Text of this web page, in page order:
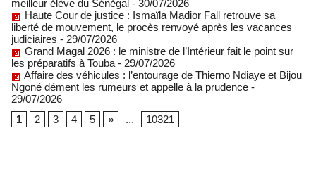
meilleur élève du Sénégal - 30/07/2026
Haute Cour de justice : Ismaïla Madior Fall retrouve sa
liberté de mouvement, le procès renvoyé après les vacances
judiciaires - 29/07/2026
Grand Magal 2026 : le ministre de l’Intérieur fait le point sur
les préparatifs à Touba - 29/07/2026
Affaire des véhicules : l’entourage de Thierno Ndiaye et Bijou
Ngoné dément les rumeurs et appelle à la prudence -
29/07/2026
1
2 3 4 5 » ... 10321